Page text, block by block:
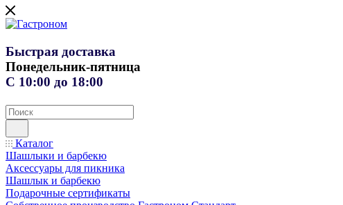
Быстрая доставка
Понедельник-пятница
С 10:00 до 18:00
Каталог
Шашлыки и барбекю
Аксессуары для пикника
Шашлык и барбекю
Подарочные сертификаты